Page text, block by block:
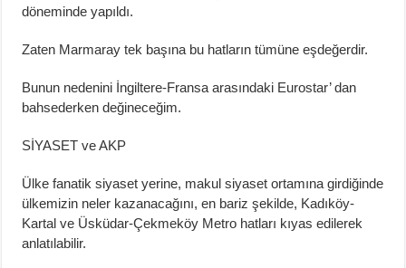
döneminde yapıldı.
Zaten Marmaray tek başına bu hatların tümüne eşdeğerdir.
Bunun nedenini İngiltere-Fransa arasındaki Eurostar’ dan
bahsederken değineceğim.
SİYASET ve AKP
Ülke fanatik siyaset yerine, makul siyaset ortamına girdiğinde
ülkemizin neler kazanacağını, en bariz şekilde, Kadıköy-
Kartal ve Üsküdar-Çekmeköy Metro hatları kıyas edilerek
anlatılabilir.